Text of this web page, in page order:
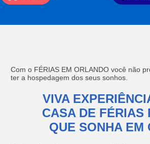
Com o FÉRIAS EM ORLANDO você não
ter a hospedagem dos seus sonhos.
VIVA
CASA DE FÉRIAS
QUE SONHA EM